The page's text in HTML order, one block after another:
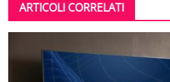
ARTICOLI CORRELATI